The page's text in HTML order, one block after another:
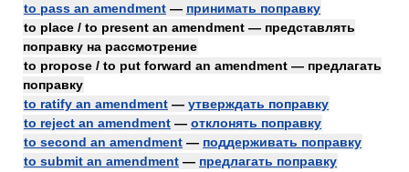
to pass an amendment — принимать поправку
to place / to present an amendment — представлять
поправку на рассмотрение
to propose / to put forward an amendment — предлагать
поправку
to ratify an amendment — утверждать поправку
to reject an amendment — отклонять поправку
to second an amendment — поддерживать поправку
to submit an amendment — предлагать поправку